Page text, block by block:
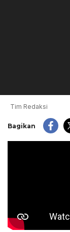
Tim Redaksi
Bagikan